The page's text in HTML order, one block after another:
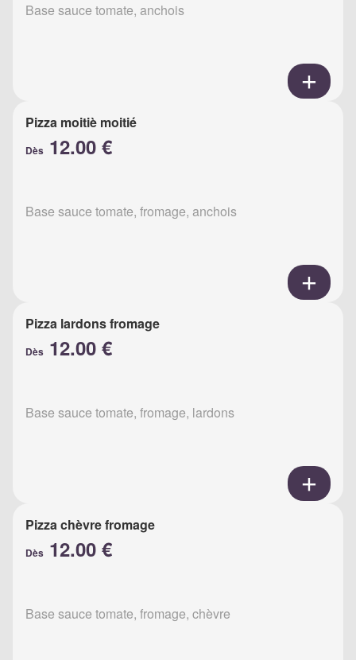
Base sauce tomate, anchois
Pizza moitiè moitié
Dès 12.00 €
Base sauce tomate, fromage, anchois
Pizza lardons fromage
Dès 12.00 €
Base sauce tomate, fromage, lardons
Pizza chèvre fromage
Dès 12.00 €
Base sauce tomate, fromage, chèvre